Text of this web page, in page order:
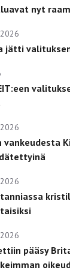
nyt
jätti
pääsy